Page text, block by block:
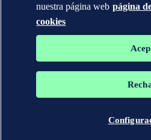
nuestra página web página
cookies